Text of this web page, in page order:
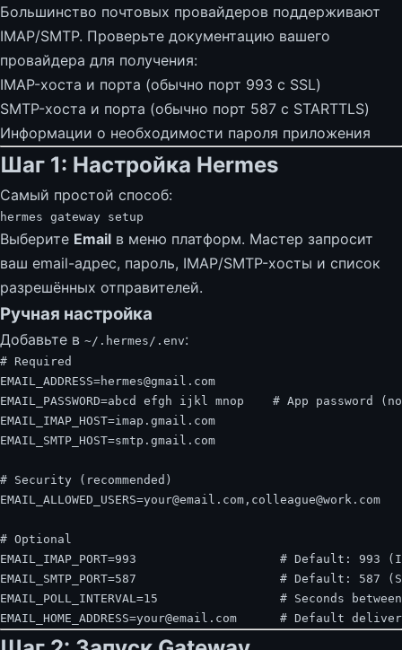
Большинство почтовых провайдеров поддерживают
IMAP/SMTP. Проверьте документацию вашего
провайдера для получения:
IMAP-хоста и порта (обычно порт 993 с SSL)
SMTP-хоста и порта (обычно порт 587 с STARTTLS)
Информации о необходимости пароля приложения
Шаг 1: Настройка Hermes
Самый простой способ:
hermes gateway
Выберите Email в меню платформ. Мастер запросит
ваш email-адрес, пароль, IMAP/SMTP-хосты и список
разрешённых отправителей.
Ручная настройка
Добавьте в ~/.hermes/.env:
# Required
EMAIL_ADDRESS=
EMAIL_PASSWORD=abcd efgh ijkl mnop
# App password
EMAIL_IMAP_HOST=
EMAIL_SMTP_HOST=smtp.gmail.com
# Security (recommended)
EMAIL_ALLOWED_USERS=your@email.com,colleague@work.com
# Optional
EMAIL_IMAP_PORT=993
# Default: 993
EMAIL_SMTP_PORT=587
# Default: 587
EMAIL_POLL_INTERVAL=15
# Seconds
EMAIL_HOME_ADDRESS=your@email.com # Default